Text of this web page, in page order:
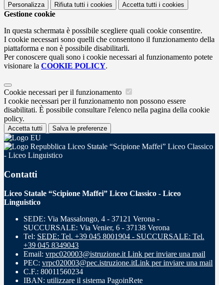
Personalizza Rifiuta tutti i cookies Accetta tutti i cookies
Gestione cookie
In questa schermata è possibile scegliere quali cookie consentire.
I cookie necessari sono quelli che consentono il funzionamento della
piattaforma e non è possibile disabilitarli.
Per conoscere quali sono i cookie necessari al funzionamento potete
visionare la COOKIE POLICY.
Cookie necessari per il funzionamento
I cookie necessari per il funzionamento non possono essere
disabilitati. È possibile consultare l'elenco nella pagina della cookie
policy.
Accetta tutti Salva le preferenze
Liceo Statale “Scipione Maffei” Liceo Classico
- Liceo Linguistico
Contatti
Liceo Statale “Scipione Maffei” Liceo Classico - Liceo
Linguistico
SEDE: Via Massalongo, 4 - 37121 Verona -
SUCCURSALE: Via Venier, 6 - 37138 Verona
Tel: SEDE: Tel. +39 045 8001904 - SUCCURSALE: Tel.
+39 045 8349043
Email: vrpc020003@istruzione.it Link per inviare una mail
PEC: vrpc020003@pec.istruzione.itLink per inviare una mail
C.F.: 80011560234
IBAN: utilizzare il sistema PagoinRete